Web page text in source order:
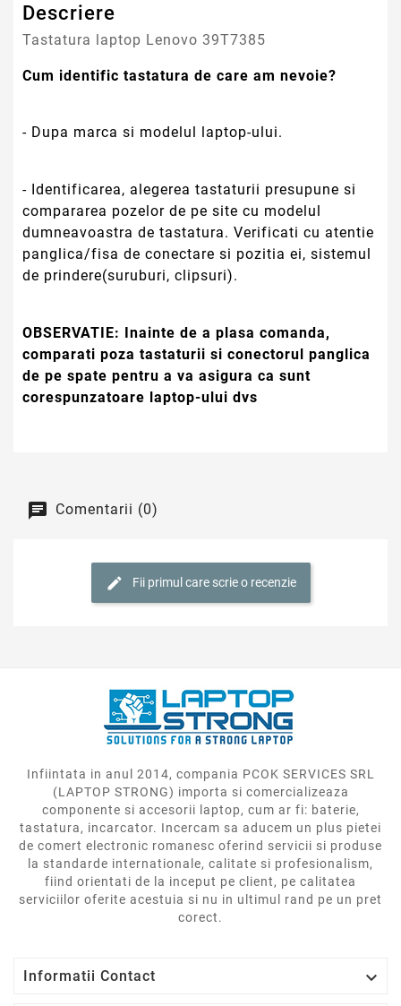
Descriere
Tastatura laptop Lenovo 39T7385
Cum identific tastatura de care am nevoie?
- Dupa marca si modelul laptop-ului.
- Identificarea, alegerea tastaturii presupune si
compararea pozelor de pe site cu modelul
dumneavoastra de tastatura. Verificati cu atentie
panglica/fisa de conectare si pozitia ei, sistemul
de prindere(suruburi, clipsuri).
OBSERVATIE: Inainte de a plasa comanda,
comparati poza tastaturii si conectorul panglica
de pe spate pentru a va asigura ca sunt
corespunzatoare laptop-ului dvs
Comentarii (0)
Fii primul care scrie o recenzie
Infiintata in anul 2014, compania PCOK SERVICES SRL
(LAPTOP STRONG) importa si comercializeaza
componente si accesorii laptop, cum ar fi: baterie,
tastatura, incarcator. Incercam sa aducem un plus pietei
de comert electronic romanesc oferind servicii si produse
la standarde internationale, calitate si profesionalism,
fiind orientati de la inceput pe client, pe calitatea
serviciilor oferite acestuia si nu in ultimul rand pe un pret
corect.
Informatii Contact 